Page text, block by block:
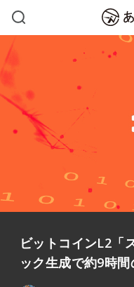
ビットコインL2「
ック生成で約9時